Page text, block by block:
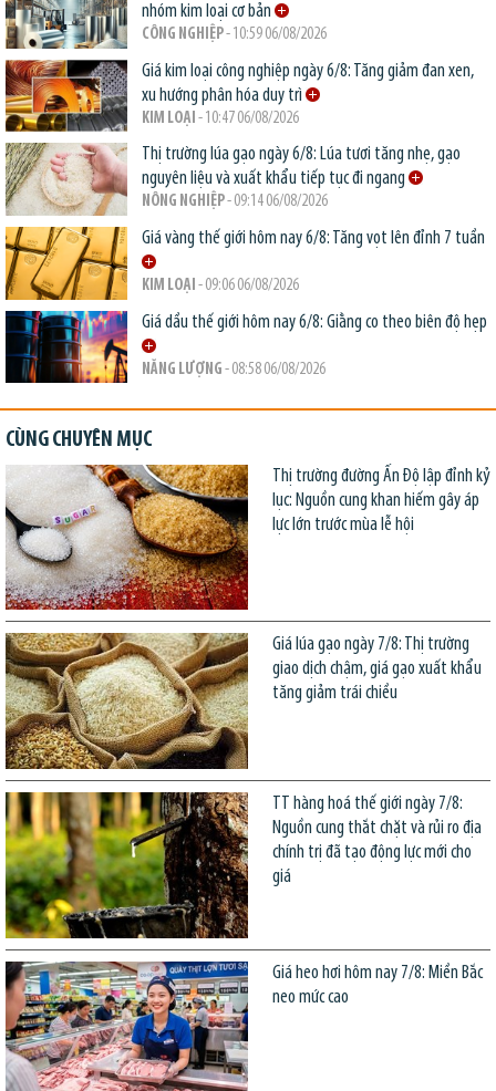
nhóm kim loại cơ bản
CÔNG NGHIỆP- 10:59 06/08/2026
Giá kim loại công nghiệp ngày 6/8: Tăng giảm đan xen,
xu hướng phân hóa duy trì
KIM LOẠI - 10:47 06/08/2026
Thị trường lúa gạo ngày 6/8: Lúa tươi tăng nhẹ, gạo
nguyên liệu và xuất khẩu tiếp tục đi ngang
NÔNG NGHIỆP- 09:14 06/08/2026
Giá vàng thế giới hôm nay 6/8: Tăng vọt lên đỉnh 7 tuần
KIM LOẠI - 09:06 06/08/2026
Giá dầu thế giới hôm nay 6/8: Giằng co theo biên độ hẹp
NĂNG LƯỢNG - 08:58 06/08/2026
CÙNG CHUYÊN MỤC
Thị trường đường Ấn Độ lập đỉnh kỷ
lục: Nguồn cung khan hiếm gây áp
lực lớn trước mùa lễ hội
Giá lúa gạo ngày 7/8: Thị trường
giao dịch chậm, giá gạo xuất khẩu
tăng giảm trái chiều
TT hàng hoá thế giới ngày 7/8:
Nguồn cung thắt chặt và rủi ro địa
chính trị đã tạo động lực mới cho
giá
Giá heo hơi hôm nay 7/8: Miền Bắc
neo mức cao